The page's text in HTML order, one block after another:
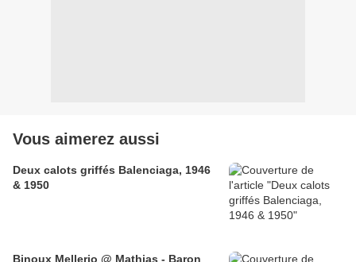
Vous aimerez aussi
Deux calots griffés Balenciaga, 1946
& 1950
Binoux Mellerio @ Mathias - Baron